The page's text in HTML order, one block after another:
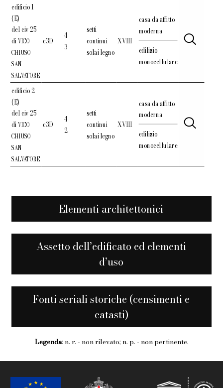
edificio 1
(E)
del civ 25
diVICO
CHIUSO
SAN
SALVATORE
c3D
4
3
setti
continui
solai legno
XVIII
casa da affitto
moderna
edilizio
monocellulare
edificio 2
(E)
del civ 25
diVICO
CHIUSO
SAN
SALVATORE
c3D
4
2
setti
continui
solai legno
XVIII
casa da affitto
moderna
edilizio
monocellulare
Elementi architettonici
Assetto dell’edificato ed elementi
d’uso
Fonti seriali storiche (censimenti e
catasti)
Legenda: n. r. - non rilevato; n. p. - non pertinente.